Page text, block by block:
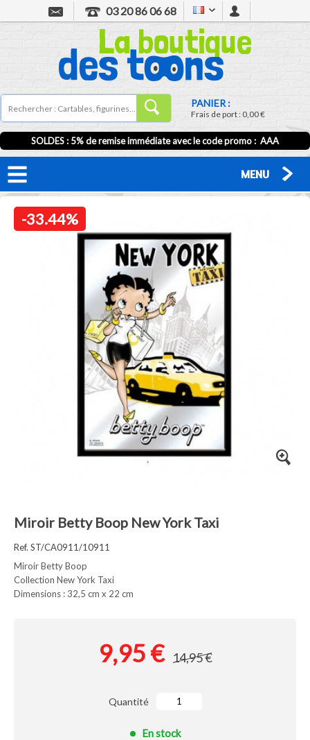
03 20 86 06 68
PANIER :
Frais de port :0,00 €
SOLDES : 5% de remise immédiate avec le code promo : AAA
MENU
-33.44%
Miroir Betty Boop New York Taxi
Ref. ST/CA0911/10911
Miroir Betty Boop
Collection New York Taxi
Dimensions : 32,5 cm x 22 cm
9,95 € 14,95 €
Quantité
En stock